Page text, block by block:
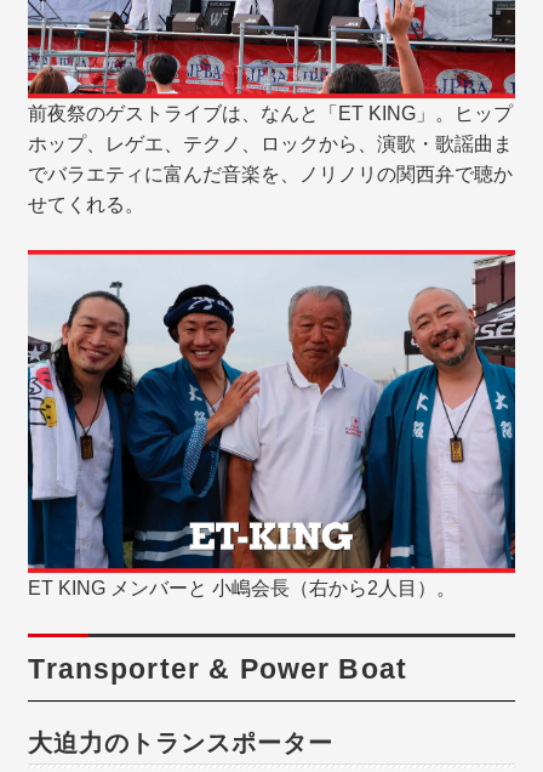
前夜祭のゲストライブは、なんと「ET KING」。ヒップ
ホップ、レゲエ、テクノ、ロックから、演歌・歌謡曲ま
でバラエティに富んだ音楽を、ノリノリの関西弁で聴か
せてくれる。
ET KING メンバーと 小嶋会長（右から2人目）。
Transporter & Power Boat
大迫力のトランスポーター